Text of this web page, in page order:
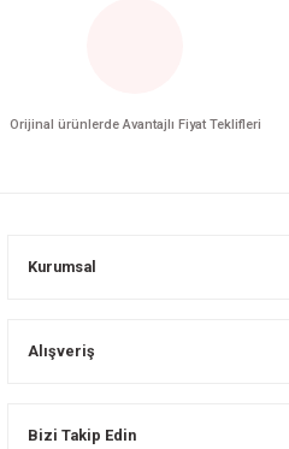
Orijinal ürünlerde Avantajlı Fiyat Teklifleri
Kurumsal
Alışveriş
Bizi Takip Edin